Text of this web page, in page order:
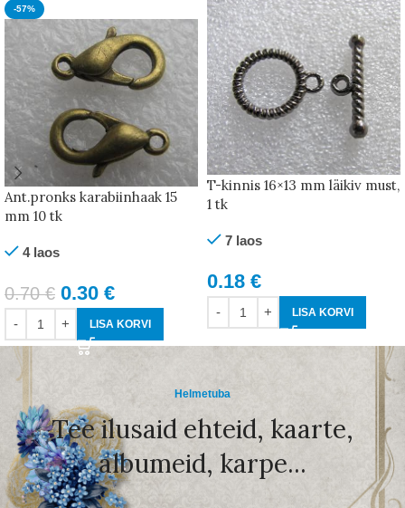
-57%
Ant.pronks karabiinhaak 15
mm 10 tk
4 laos
0.70€ 0.30 €
LISA KORVI
T-kinnis 16×13 mm läikiv must,
1 tk
7 laos
0.18 €
LISA KORVI
Helmetuba
Tee ilusaid ehteid, kaarte,
albumeid, karpe...